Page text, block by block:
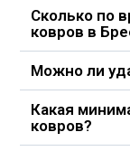
Сколько по
ковров в
Можно ли
Какая
ковров?